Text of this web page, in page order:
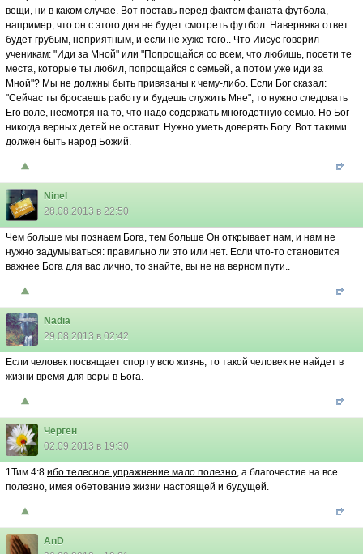
вещи, ни в каком случае. Вот поставь перед фактом фаната футбола,
например, что он с этого дня не будет смотреть футбол. Наверняка ответ
будет грубым, неприятным, и если не хуже того.. Что Иисус говорил
ученикам: "Иди за Мной" или "Попрощайся со всем, что любишь, посети те
места, которые ты любил, попрощайся с семьей, а потом уже иди за
Мной"? Мы не должны быть привязаны к чему-либо. Если Бог сказал:
"Сейчас ты бросаешь работу и будешь служить Мне", то нужно следовать
Его воле, несмотря на то, что надо содержать многодетную семью. Но Бог
никогда верных детей не оставит. Нужно уметь доверять Богу. Вот такими
должен быть народ Божий.
Ninel
28.08.2013 в 22:50
Чем больше мы познаем Бога, тем больше Он открывает нам, и нам не
нужно задумываться: правильно ли это или нет. Если что-то становится
важнее Бога для вас лично, то знайте, вы не на верном пути..
Nadia
29.08.2013 в 02:42
Если человек посвящает спорту всю жизнь, то такой человек не найдет в
жизни время для веры в Бога.
Черген
02.09.2013 в 19:30
1Тим.4:8 ибо телесное упражнение мало полезно, а благочестие на все
полезно, имея обетование жизни настоящей и будущей.
AnD